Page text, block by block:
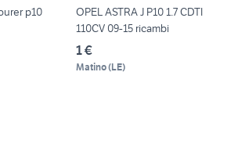
p10
OPEL ASTRA J P10 1.7 CDTI
110CV 09-15 ricambi
1 €
Matino(LE)